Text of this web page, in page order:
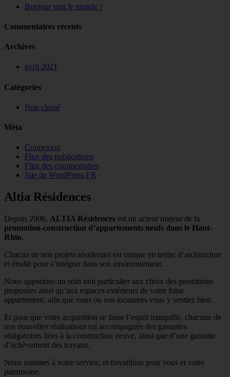
Bonjour tout le monde !
Commentaires récents
Archives
avril 2021
Catégories
Non classé
Méta
Connexion
Flux des publications
Flux des commentaires
Site de WordPress-FR
Altia Résidences
Depuis 2006, ALTIA Résidences est un acteur majeur de la
promotion-construction d’appartements neufs dans le Haut-
Rhin.
Chacun de nos projets résidentiel est unique en terme d’architecture
et étudié pour s’intégrer dans son environnement.
Nous apportons un soin tout particulier aux choix des prestations
proposées ainsi qu’aux espaces extérieurs de votre futur
appartement, afin que vous ou vos locataires vous y sentiez bien.
Et pour que votre acquisition se fasse l’esprit tranquille, chacune de
nos nouvelles réalisations est accompagnée des garanties
obligatoires liées à la construction neuve, ainsi que d’une garantie
d’achèvement des travaux.
Nous sommes à votre service, et travaillons pour vous et votre
patrimoine.